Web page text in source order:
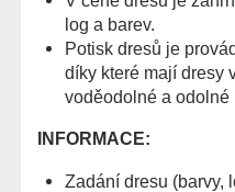
log a barev.
Potisk dresů je
díky které mají dresy
voděodolné a odolné
INFORMACE:
Zadání dresu (barvy,